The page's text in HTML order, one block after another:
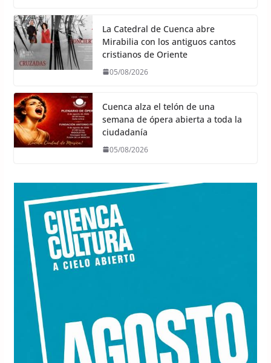
La Catedral de Cuenca abre
Mirabilia con los antiguos cantos
cristianos de Oriente
05/08/2026
Cuenca alza el telón de una
semana de ópera abierta a toda la
ciudadanía
05/08/2026